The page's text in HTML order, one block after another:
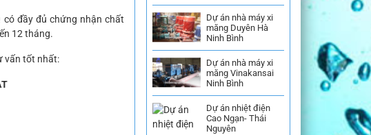
đầy đủ chứng nhận chất
12 tháng.
vấn tốt nhất:
Dự án nhà máy xi
măng Duyên Hà
Ninh Bình
Dự án nhà máy xi
măng Vinakansai
Ninh Bình
Dự án nhiệt điện
Cao Ngạn- Thái
Nguyên